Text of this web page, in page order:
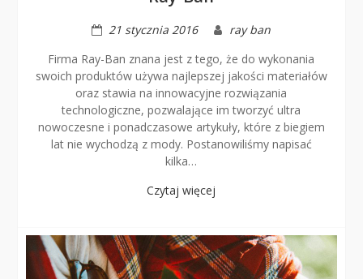
21 stycznia 2016
ray ban
Firma Ray-Ban znana jest z tego, że do wykonania
swoich produktów używa najlepszej jakości materiałów
oraz stawia na innowacyjne rozwiązania
technologiczne, pozwalające im tworzyć ultra
nowoczesne i ponadczasowe artykuły, które z biegiem
lat nie wychodzą z mody. Postanowiliśmy napisać
kilka…
Czytaj więcej